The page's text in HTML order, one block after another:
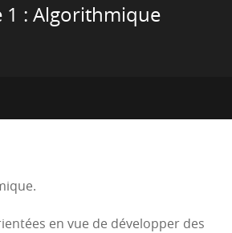
: Algorithmique
en vue de développer des